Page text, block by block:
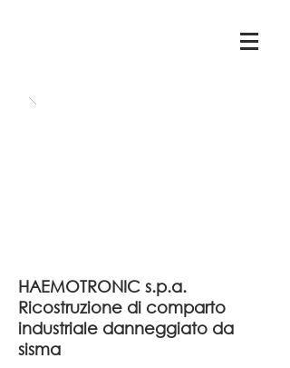
HAEMOTRONIC s.p.a.
Ricostruzione di comparto
industriale danneggiato da
sisma